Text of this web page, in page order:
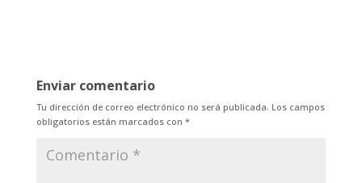
Enviar comentario
Tu dirección de correo electrónico no será publicada. Los campos
obligatorios están marcados con *